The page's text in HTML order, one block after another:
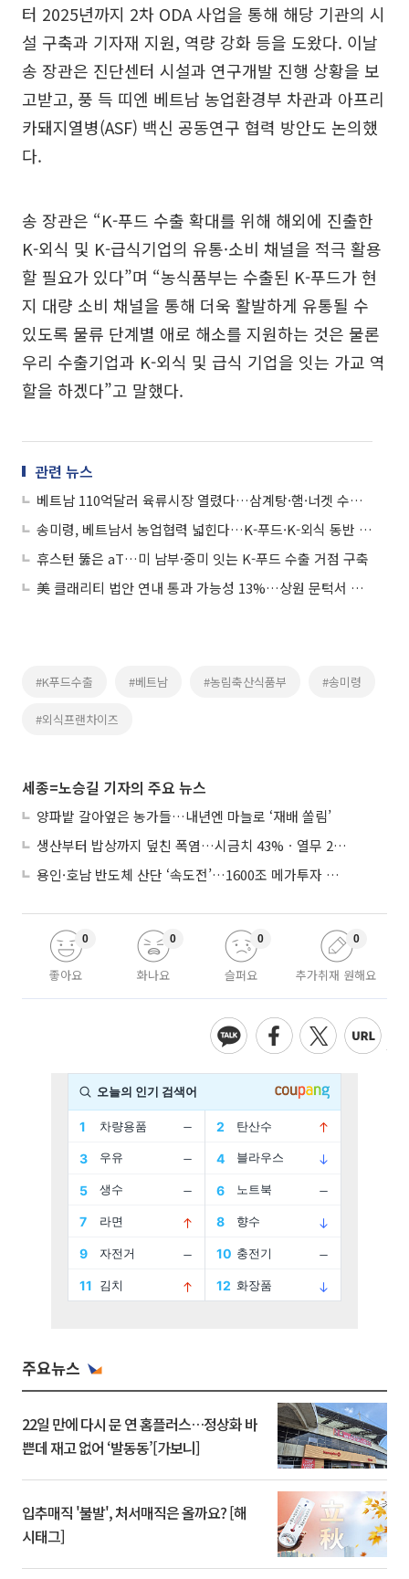
터 2025년까지 2차 ODA 사업을 통해 해당 기관의 시
설 구축과 기자재 지원, 역량 강화 등을 도왔다. 이날
송 장관은 진단센터 시설과 연구개발 진행 상황을 보
고받고, 풍 득 띠엔 베트남 농업환경부 차관과 아프리
카돼지열병(ASF) 백신 공동연구 협력 방안도 논의했
다.
송 장관은 “K-푸드 수출 확대를 위해 해외에 진출한
K-외식 및 K-급식기업의 유통·소비 채널을 적극 활용
할 필요가 있다”며 “농식품부는 수출된 K-푸드가 현
지 대량 소비 채널을 통해 더욱 활발하게 유통될 수
있도록 물류 단계별 애로 해소를 지원하는 것은 물론
우리 수출기업과 K-외식 및 급식 기업을 잇는 가교 역
할을 하겠다”고 말했다.
관련 뉴스
베트남 110억달러 육류시장 열렸다…삼계탕·햄·너겟 수출길 뚫어
송미령, 베트남서 농업협력 넓힌다…K-푸드·K-외식 동반 확장 모색
휴스턴 뚫은 aT…미 남부·중미 잇는 K-푸드 수출 거점 구축
美 클래리티 법안 연내 통과 가능성 13%…상원 문턱서 제동
#K푸드수출 #베트남 #농림축산식품부 #송미령
#외식프랜차이즈
세종=노승길 기자의 주요 뉴스
양파밭 갈아엎은 농가들…내년엔 마늘로 ‘재배 쏠림’
생산부터 밥상까지 덮친 폭염…시금치 43%ㆍ열무 28% 급등
용인·호남 반도체 산단 ‘속도전’…1600조 메가투자 이행 총력
좋아요
0
화나요
0
슬퍼요
0
추가취재 원해요
0
주요뉴스
22일 만에 다시 문 연 홈플러스…정상화 바
쁜데 재고 없어 ‘발동동’[가보니]
입추매직 '불발', 처서매직은 올까요? [해
시태그]